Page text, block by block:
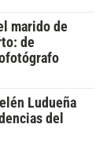
marido de
de
Ludueña
del